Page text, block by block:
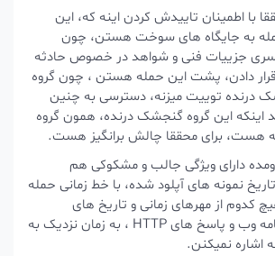
اطمینان تاییدش کردن اینه که، این
جایگاه های سوخت هستن، چون
فنی و شواهد در خصوص حادثه
دادن، پشت این حمله هستن ، چون گروه
توییت میزنه، دسترسی به چنین
این گروه گنجشک درنده، همون گروه
برای محققا چالش برانگیز هست.
ویژگی جالب و مشکوکی هم
های آپلود شده، با خط زمانی حمله
از مهرهای زمانی و تاریخ های
بازسازی شده از برنامه وب و پاسخ های HTTP ، به زمان نزدیک به
نمیکنن.